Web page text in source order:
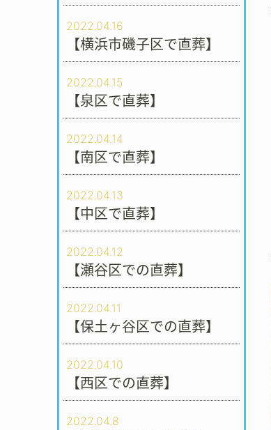
2022.04.16
【横浜市磯子区で直葬】
2022.04.15
【泉区で直葬】
2022.04.14
【南区で直葬】
2022.04.13
【中区で直葬】
2022.04.12
【瀬谷区での直葬】
2022.04.11
【保土ヶ谷区での直葬】
2022.04.10
【西区での直葬】
2022.04.8